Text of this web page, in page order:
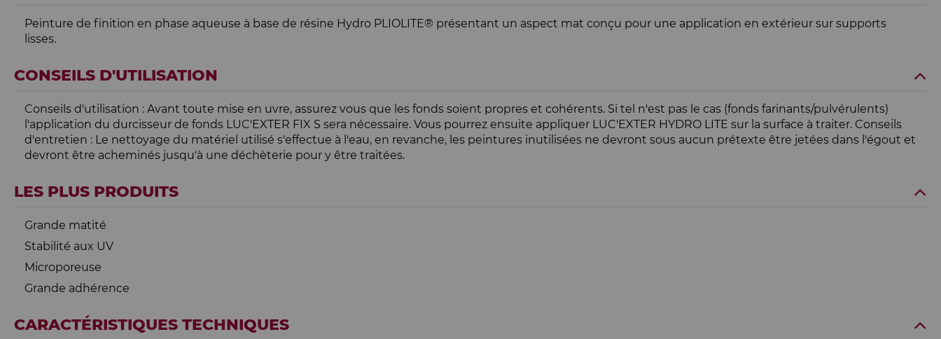
Peinture de finition en phase aqueuse à base de résine Hydro PLIOLITE® présentant un aspect mat conçu pour une application en extérieur sur supports
lisses.
CONSEILS D'UTILISATION
Conseils d'utilisation : Avant toute mise en uvre, assurez vous que les fonds soient propres et cohérents. Si tel n'est pas le cas (fonds farinants/pulvérulents)
l'application du durcisseur de fonds LUC'EXTER FIX S sera nécessaire. Vous pourrez ensuite appliquer LUC'EXTER HYDRO LITE sur la surface à traiter. Conseils
d'entretien : Le nettoyage du matériel utilisé s'effectue à l'eau, en revanche, les peintures inutilisées ne devront sous aucun prétexte être jetées dans l'égout et
devront être acheminés jusqu'à une déchèterie pour y être traitées.
LES PLUS PRODUITS
Grande matité
Stabilité aux UV
Microporeuse
Grande adhérence
CARACTÉRISTIQUES TECHNIQUES